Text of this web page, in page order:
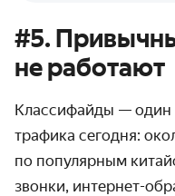
#5.
не работают
Классифайды — один
трафика сегодня:
по популярным
звонки, интернет-